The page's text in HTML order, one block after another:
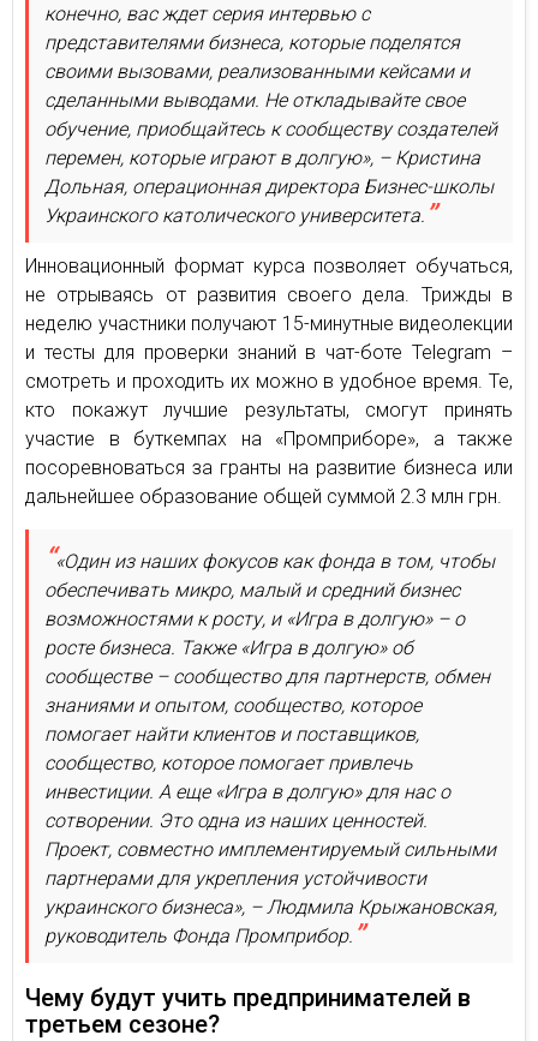
конечно, вас ждет серия интервью с
представителями бизнеса, которые поделятся
своими вызовами, реализованными кейсами и
сделанными выводами. Не откладывайте свое
обучение, приобщайтесь к сообществу создателей
перемен, которые играют в долгую», – Кристина
Дольная, операционная директора Бизнес-школы
Украинского католического университета.
Инновационный формат курса позволяет обучаться,
не отрываясь от развития своего дела. Трижды в
неделю участники получают 15-минутные видеолекции
и тесты для проверки знаний в чат-боте Telegram –
смотреть и проходить их можно в удобное время. Те,
кто покажут лучшие результаты, смогут принять
участие в буткемпах на «Промприборе», а также
посоревноваться за гранты на развитие бизнеса или
дальнейшее образование общей суммой 2.3 млн грн.
«Один из наших фокусов как фонда в том, чтобы
обеспечивать микро, малый и средний бизнес
возможностями к росту, и «Игра в долгую» – о
росте бизнеса. Также «Игра в долгую» об
сообществе – сообщество для партнерств, обмен
знаниями и опытом, сообщество, которое
помогает найти клиентов и поставщиков,
сообщество, которое помогает привлечь
инвестиции. А еще «Игра в долгую» для нас о
сотворении. Это одна из наших ценностей.
Проект, совместно имплементируемый сильными
партнерами для укрепления устойчивости
украинского бизнеса», – Людмила Крыжановская,
руководитель Фонда Промприбор.
Чему будут учить предпринимателей в
третьем сезоне?